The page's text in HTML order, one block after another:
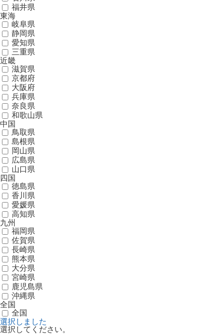
福井県
東海
岐阜県
静岡県
愛知県
三重県
近畿
滋賀県
京都府
大阪府
兵庫県
奈良県
和歌山県
中国
鳥取県
島根県
岡山県
広島県
山口県
四国
徳島県
香川県
愛媛県
高知県
九州
福岡県
佐賀県
長崎県
熊本県
大分県
宮崎県
鹿児島県
沖縄県
全国
全国
選択しました
選択してください。